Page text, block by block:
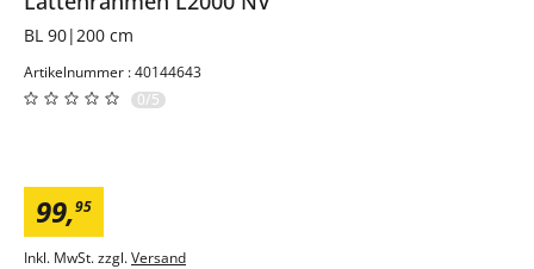
BL 90|200 cm
Artikelnummer : 40144643
0/5
99,95
Inkl. MwSt. zzgl.Versand